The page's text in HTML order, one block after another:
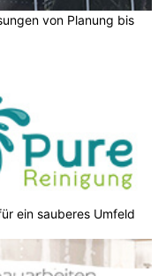
von Planung bis
ein sauberes Umfeld